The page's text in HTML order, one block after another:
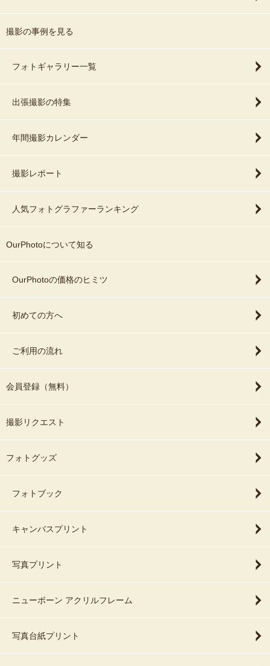
撮影の事例を見る
フォトギャラリー一覧
出張撮影の特集
年間撮影カレンダー
撮影レポート
人気フォトグラファーランキング
OurPhotoについて知る
OurPhotoの価格のヒミツ
初めての方へ
ご利用の流れ
会員登録（無料）
撮影リクエスト
フォトグッズ
フォトブック
キャンバスプリント
写真プリント
ニューボーン アクリルフレーム
写真台紙プリント